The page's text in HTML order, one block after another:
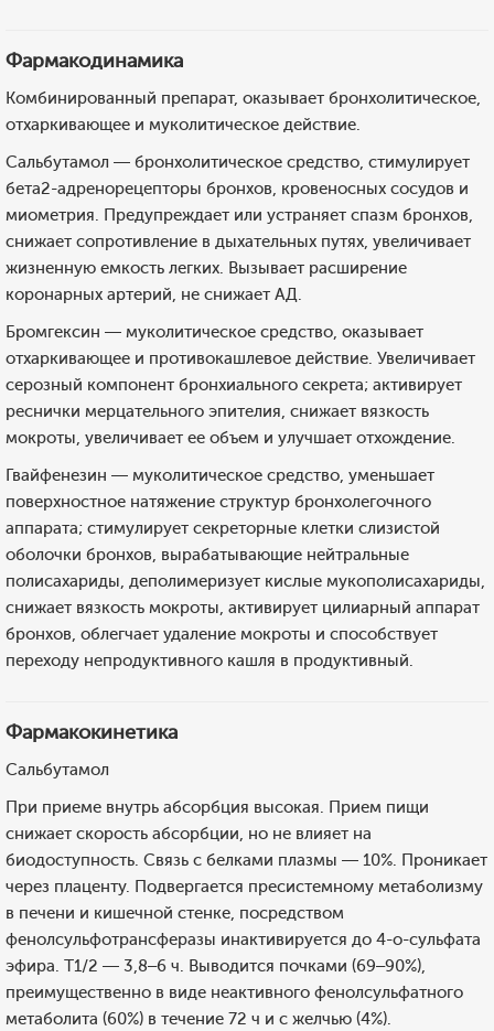
Фармакодинамика
Комбинированный препарат, оказывает бронхолитическое,
отхаркивающее и муколитическое действие.
Сальбутамол — бронхолитическое средство, стимулирует
бета2-адренорецепторы бронхов, кровеносных сосудов и
миометрия. Предупреждает или устраняет спазм бронхов,
снижает сопротивление в дыхательных путях, увеличивает
жизненную емкость легких. Вызывает расширение
коронарных артерий, не снижает АД.
Бромгексин — муколитическое средство, оказывает
отхаркивающее и противокашлевое действие. Увеличивает
серозный компонент бронхиального секрета; активирует
реснички мерцательного эпителия, снижает вязкость
мокроты, увеличивает ее объем и улучшает отхождение.
Гвайфенезин — муколитическое средство, уменьшает
поверхностное натяжение структур бронхолегочного
аппарата; стимулирует секреторные клетки слизистой
оболочки бронхов, вырабатывающие нейтральные
полисахариды, деполимеризует кислые мукополисахариды,
снижает вязкость мокроты, активирует цилиарный аппарат
бронхов, облегчает удаление мокроты и способствует
переходу непродуктивного кашля в продуктивный.
Фармакокинетика
Сальбутамол
При приеме внутрь абсорбция высокая. Прием пищи
снижает скорость абсорбции, но не влияет на
биодоступность. Связь с белками плазмы — 10%. Проникает
через плаценту. Подвергается пресистемному метаболизму
в печени и кишечной стенке, посредством
фенолсульфотрансферазы инактивируется до 4-о-сульфата
эфира. T1/2 — 3,8–6 ч. Выводится почками (69–90%),
преимущественно в виде неактивного фенолсульфатного
метаболита (60%) в течение 72 ч и с желчью (4%).